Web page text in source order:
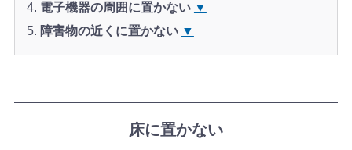
電子機器の周囲に置かない ▼
障害物の近くに置かない ▼
床に置かない